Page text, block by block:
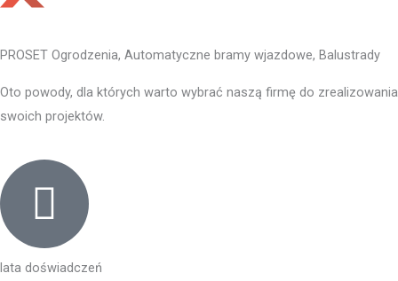
PROSET Ogrodzenia, Automatyczne bramy wjazdowe, Balustrady
Oto powody, dla których warto wybrać naszą firmę do zrealizowania
swoich projektów.
lata doświadczeń